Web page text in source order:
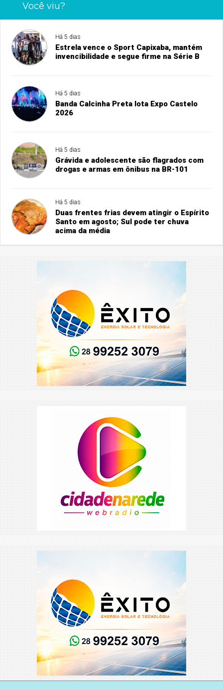
Você viu?
Há 5 dias
Estrela vence o Sport Capixaba, mantém
invencibilidade e segue firme na Série B
Há 5 dias
Banda Calcinha Preta lota Expo Castelo
2026
Há 5 dias
Grávida e adolescente são flagrados com
drogas e armas em ônibus na BR-101
Há 5 dias
Duas frentes frias devem atingir o Espírito
Santo em agosto; Sul pode ter chuva
acima da média